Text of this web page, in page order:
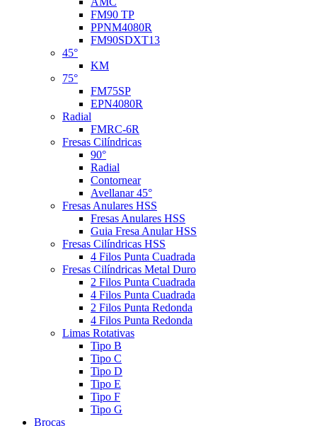
FM90 TP
PPNM4080R
FM90SDXT13
45°
KM
75°
FM75SP
EPN4080R
Radial
FMRC-6R
Fresas Cilíndricas
90°
Radial
Contornear
Avellanar 45°
Fresas Anulares HSS
Fresas Anulares HSS
Guia Fresa Anular HSS
Fresas Cilíndricas HSS
4 Filos Punta Cuadrada
Fresas Cilíndricas Metal Duro
2 Filos Punta Cuadrada
4 Filos Punta Cuadrada
2 Filos Punta Redonda
4 Filos Punta Redonda
Limas Rotativas
Tipo B
Tipo C
Tipo D
Tipo E
Tipo F
Tipo G
Brocas